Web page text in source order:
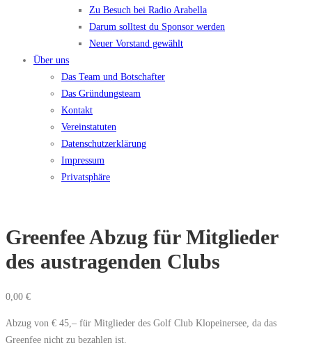
Zu Besuch bei Radio Arabella
Darum solltest du Sponsor werden
Neuer Vorstand gewählt
Über uns
Das Team und Botschafter
Das Gründungsteam
Kontakt
Vereinstatuten
Datenschutzerklärung
Impressum
Privatsphäre
Greenfee Abzug für Mitglieder
des austragenden Clubs
0,00 €
Abzug von € 45,– für Mitglieder des Golf Club Klopeinersee, da das
Greenfee nicht zu bezahlen ist.